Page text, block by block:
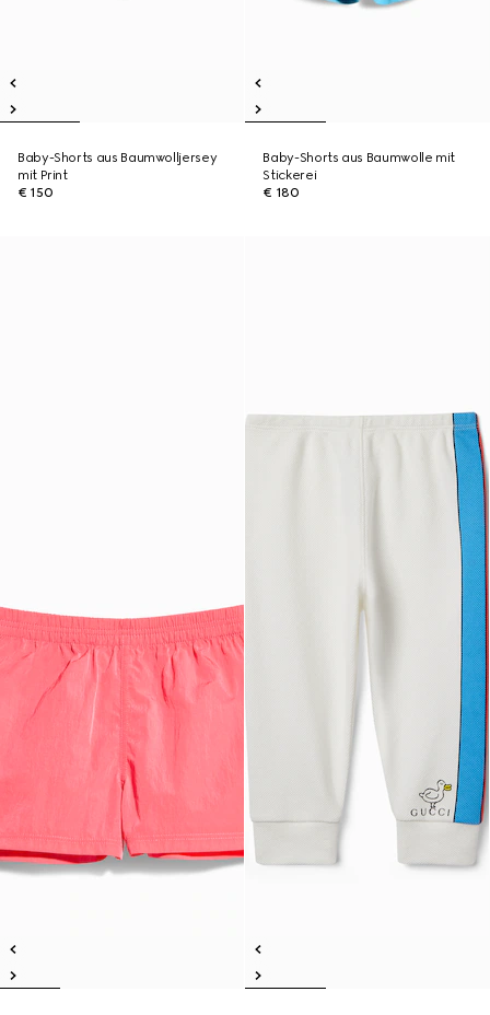
Baby-Shorts aus Baumwolljersey
mit Print
€ 150
Baby-Shorts aus Baumwolle mit
Stickerei
€ 180